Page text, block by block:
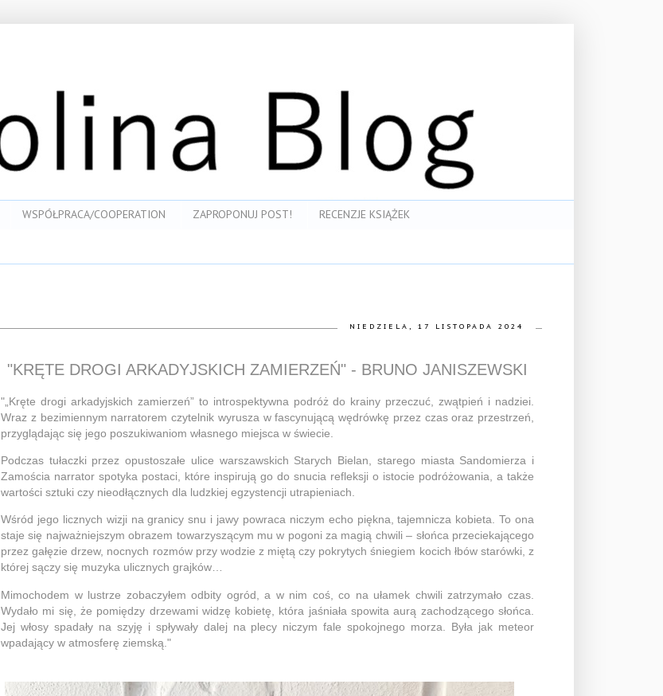
WSPÓŁPRACA/COOPERATION ZAPROPONUJ POST! RECENZJE KSIĄŻEK
NIEDZIELA, 17 LISTOPADA 2024
"KRĘTE DROGI ARKADYJSKICH ZAMIERZEŃ" - BRUNO JANISZEWSKI
"„Kręte drogi arkadyjskich zamierzeń” to introspektywna podróż do krainy przeczuć, zwątpień i nadziei.
Wraz z bezimiennym narratorem czytelnik wyrusza w fascynującą wędrówkę przez czas oraz przestrzeń,
przyglądając się jego poszukiwaniom własnego miejsca w świecie.
Podczas tułaczki przez opustoszałe ulice warszawskich Starych Bielan, starego miasta Sandomierza i
Zamościa narrator spotyka postaci, które inspirują go do snucia refleksji o istocie podróżowania, a także
wartości sztuki czy nieodłącznych dla ludzkiej egzystencji utrapieniach.
Wśród jego licznych wizji na granicy snu i jawy powraca niczym echo piękna, tajemnicza kobieta. To ona
staje się najważniejszym obrazem towarzyszącym mu w pogoni za magią chwili – słońca przeciekającego
przez gałęzie drzew, nocnych rozmów przy wodzie z miętą czy pokrytych śniegiem kocich łbów starówki, z
której sączy się muzyka ulicznych grajków…
Mimochodem w lustrze zobaczyłem odbity ogród, a w nim coś, co na ułamek chwili zatrzymało czas.
Wydało mi się, że pomiędzy drzewami widzę kobietę, która jaśniała spowita aurą zachodzącego słońca.
Jej włosy spadały na szyję i spływały dalej na plecy niczym fale spokojnego morza. Była jak meteor
wpadający w atmosferę ziemską."